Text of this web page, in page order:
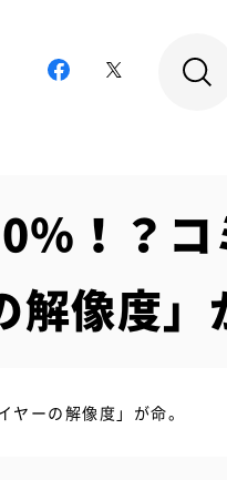
％！？コ
像度」
ーの解像度」が命。